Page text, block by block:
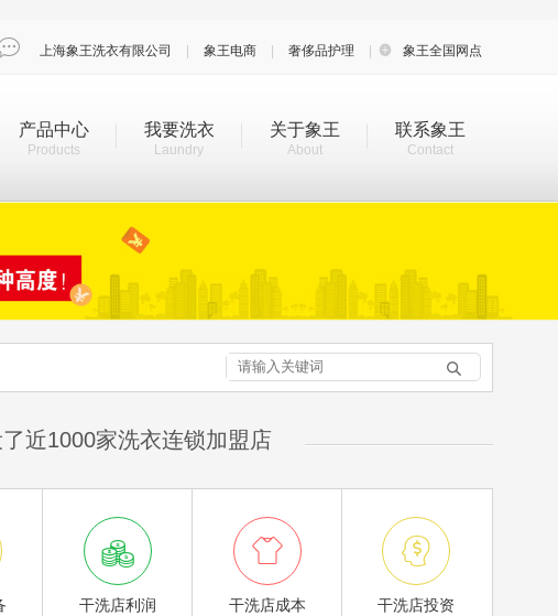
上海象王洗衣有限公司 象王电商 奢侈品护理  象王全国网点
产品中心
Products
我要洗衣
Laundry
关于象王
About
联系象王
Contact

近1000家洗衣连锁加盟店

干洗店利润

干洗店成本

干洗店投资